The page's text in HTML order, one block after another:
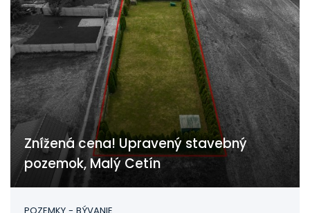
Znížená cena! Upravený stavebný
pozemok, Malý Cetín